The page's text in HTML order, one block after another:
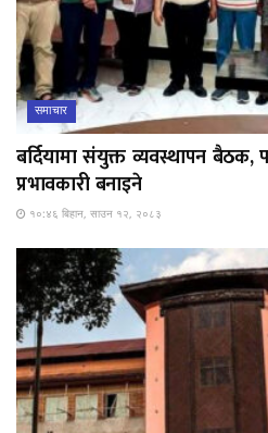
समाचार
बर्दियामा संयुक्त व्यवस्थापन बैठक,
प्रभावकारी बनाइने
१०:४६ बिहान, साउन १२, २०८३